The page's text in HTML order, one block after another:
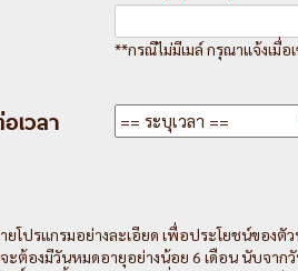
**กรณีไม่มีเมล์ กรุณาแจ้งเมื่
เวลา
โปรแกรมอย่างละเอียด เพื่อประโยชน์ของตัว
ต้องมีวันหมดอายุอย่างน้อย 6 เดือน นับจากวั